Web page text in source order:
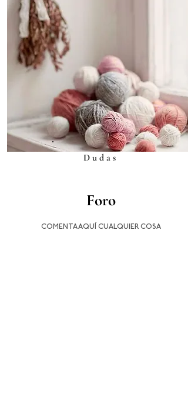
Dudas
Foro
COMENTA AQUÍ CUALQUIER COSA